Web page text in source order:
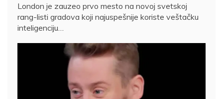
London je zauzeo prvo mesto na novoj svetskoj
rang-listi gradova koji najuspešnije koriste veštačku
inteligenciju…